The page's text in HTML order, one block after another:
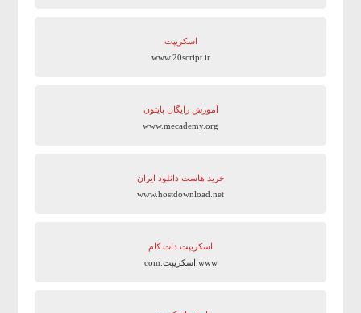
اسکریپت
www.20script.ir
آموزش رایگان پایتون
www.mecademy.org
خرید هاست دانلود ایران
www.hostdownload.net
اسکریپت دات کام
www.اسکریپت.com